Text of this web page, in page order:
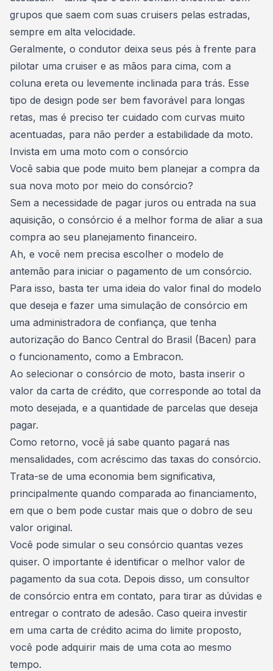
grupos que saem com suas cruisers pelas estradas,
sempre em alta velocidade.
Geralmente, o condutor deixa seus pés à frente para
pilotar uma cruiser e as mãos para cima, com a
coluna ereta ou levemente inclinada para trás. Esse
tipo de design pode ser bem favorável para longas
retas, mas é preciso ter cuidado com curvas muito
acentuadas, para não perder a estabilidade da moto.
Invista em uma moto com o consórcio
Você sabia que pode muito bem planejar a compra da
sua nova moto por meio do consórcio?
Sem a necessidade de pagar juros ou entrada na sua
aquisição, o consórcio é a melhor forma de aliar a sua
compra ao seu planejamento financeiro.
Ah, e você nem precisa escolher o modelo de
antemão para iniciar o pagamento de um consórcio.
Para isso, basta ter uma ideia do valor final do modelo
que deseja e fazer uma simulação de consórcio em
uma administradora de confiança, que tenha
autorização do Banco Central do Brasil (Bacen) para
o funcionamento, como a Embracon.
Ao selecionar o consórcio de moto, basta inserir o
valor da carta de crédito, que corresponde ao total da
moto desejada, e a quantidade de parcelas que deseja
pagar.
Como retorno, você já sabe quanto pagará nas
mensalidades, com acréscimo das taxas do consórcio.
Trata-se de uma economia bem significativa,
principalmente quando comparada ao financiamento,
em que o bem pode custar mais que o dobro de seu
valor original.
Você pode simular o seu consórcio quantas vezes
quiser. O importante é identificar o melhor valor de
pagamento da sua cota. Depois disso, um consultor
de consórcio entra em contato, para tirar as dúvidas e
entregar o contrato de adesão. Caso queira investir
em uma carta de crédito acima do limite proposto,
você pode adquirir mais de uma cota ao mesmo
tempo.